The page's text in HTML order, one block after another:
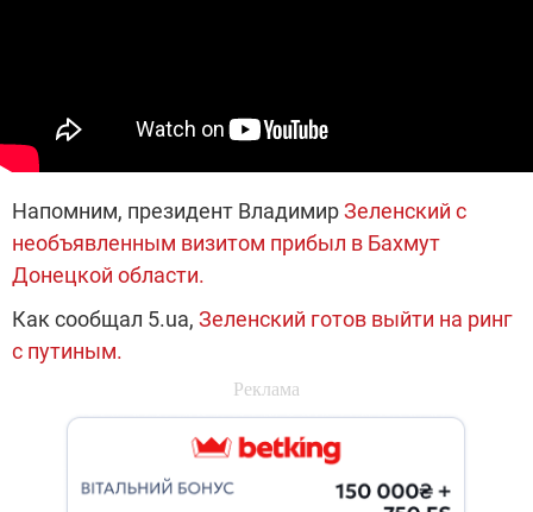
Напомним, президент ВладимирЗеленский с
необъявленным визитом прибыл в Бахмут
Донецкой области.
Как сообщал 5.ua, Зеленский готов выйти на ринг
с путиным.